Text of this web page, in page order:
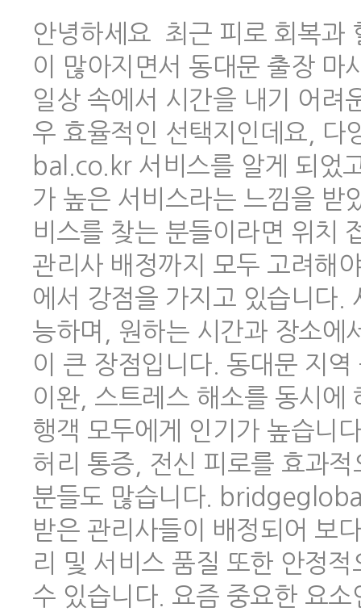
안녕하세요 최근 피로 회복과
이 많아지면서 동대문 출장 마
일상 속에서 시간을 내기 어려
우 효율적인 선택지인데요,
bal.co.kr 서비스를 알게 되었
가 높은 서비스라는 느낌을 받
비스를 찾는 분들이라면 위치
관리사 배정까지 모두 고려해
에서 강점을 가지고 있습니다.
능하며, 원하는 시간과 장소에
이 큰 장점입니다. 동대문 지
이완, 스트레스 해소를 동시에
행객 모두에게 인기가 높습니
허리 통증, 전신 피로를 효과
분들도 많습니다.
받은 관리사들이 배정되어 보
리 및 서비스 품질 또한 안정
수 있습니다. 요즘 중요한 요